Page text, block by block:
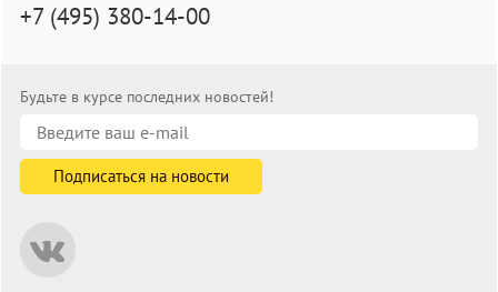
+7 (495) 380-14-00
Будьте в курсе последних новостей!